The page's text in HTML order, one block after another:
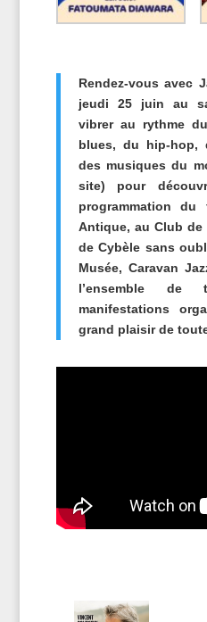
Rendez-vous avec
jeudi 25 juin au
vibrer au rythme
blues, du hip-hop,
des musiques du
site) pour
programmation
Antique, au Club
de Cybèle sans
Musée, Caravan
l’ensemble de
manifestations
grand plaisir de